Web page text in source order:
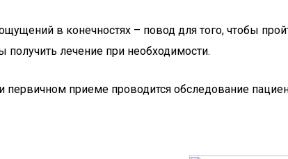
в конечностях – повод для того, чтобы
лечение при необходимости.
приеме проводится обследование